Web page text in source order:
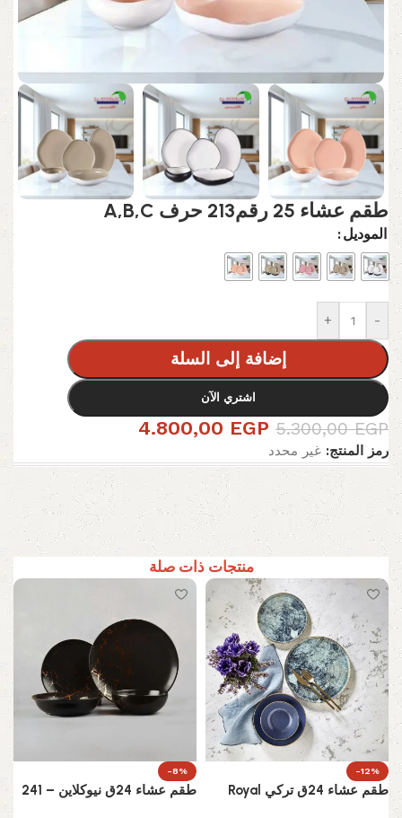
طقم عشاء 25 رقم213 حرف A,B,C
الموديل
-
+
إضافة إلى السلة
اشتري الآن
5.300,00EGP
4.800,00 EGP
رمز المنتج: غير محدد
منتجات ذات صلة
-12%
طقم عشاء 24ق تركي Royal
-8%
طقم عشاء 24ق نيوكلاين – 241